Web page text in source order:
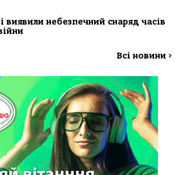
виявили небезпечний снаряд часів
Всі новини >